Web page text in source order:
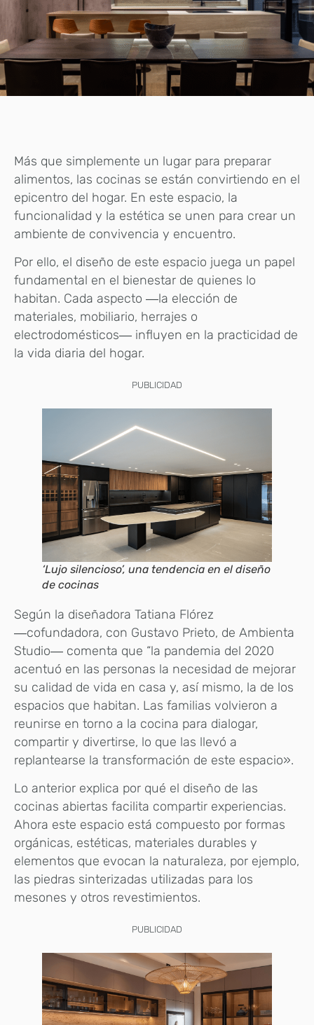
Más que simplemente un lugar para preparar
alimentos, las cocinas se están convirtiendo en el
epicentro del hogar. En este espacio, la
funcionalidad y la estética se unen para crear un
ambiente de convivencia y encuentro.
Por ello, el diseño de este espacio juega un papel
fundamental en el bienestar de quienes lo
habitan. Cada aspecto ―la elección de
materiales, mobiliario, herrajes o
electrodomésticos― influyen en la practicidad de
la vida diaria del hogar.
PUBLICIDAD
‘Lujo silencioso’, una tendencia en el diseño
de cocinas
Según la diseñadora Tatiana Flórez
―cofundadora, con Gustavo Prieto, de Ambienta
Studio― comenta que “la pandemia del 2020
acentuó en las personas la necesidad de mejorar
su calidad de vida en casa y, así mismo, la de los
espacios que habitan. Las familias volvieron a
reunirse en torno a la cocina para dialogar,
compartir y divertirse, lo que las llevó a
replantearse la transformación de este espacio».
Lo anterior explica por qué el diseño de las
cocinas abiertas facilita compartir experiencias.
Ahora este espacio está compuesto por formas
orgánicas, estéticas, materiales durables y
elementos que evocan la naturaleza, por ejemplo,
las piedras sinterizadas utilizadas para los
mesones y otros revestimientos.
PUBLICIDAD